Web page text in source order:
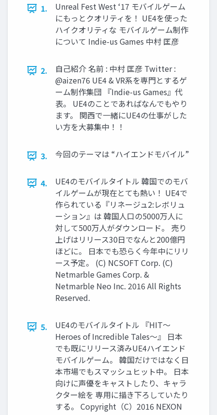
1.
Unreal Fest West ‘17 モバイルゲーム
にもっとクオリティを！ UE4を使った
ハイクオリティな モバイルゲーム制作
について Indie-us Games 中村 匡彦
2.
自己紹介 名前 : 中村 匡彦 Twitter :
@aizen76 UE4 & VR系を専門とするゲ
ーム制作集団 『Indie-us Games』代
表。 UE4のことであればなんでもやり
ます。 関西で一緒にUE4の仕事がした
い方を大募集中！！
3. 今回のテーマは “ハイエンドモバイル”
4.
UE4のモバイルタイトル 韓国でのモバ
イルゲームが現在とても熱い！ UE4で
作られている『リネージュ2:レボリュ
ーション』は 韓国人口の5000万人に
対して500万人がダウンロード。 売り
上げはリリース30日でなんと200億円
ほどに。 日本でも恐らく今年中にリリ
ース予定。 (C) NCSOFT Corp. (C)
Netmarble Games Corp. &
Netmarble Neo Inc. 2016 All Rights
Reserved.
5.
UE4のモバイルタイトル 『HIT～
Heroes of Incredible Tales～』 日本
でも既にリリース済みUE4ハイエンド
モバイルゲーム。 韓国だけではなく日
本市場でもスマッシュヒット中。 日本
向けに声優をキャストしたり、キャラ
クター絵を 専用に描き下ろしていたり
する。 Copyright（C）2016 NEXON